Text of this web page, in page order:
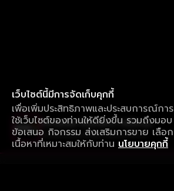
เว็บไซต์นี้มีการจัดเก็บคุกกี้
เพื่อเพิ่มประสิทธิภาพและประสบการณ์การ
ใช้เว็บไซต์ของท่านให้ดียิ่งขึ้น รวมถึงมอบ
ข้อเสนอ กิจกรรม ส่งเสริมการขาย เลือก
เนื้อหาที่เหมาะสมให้กับท่าน นโยบายคุกกี้
ใช้งานแอป ลื่นไหลกว่า ไม่มีสะดุด
ดาวน์โหลดแอปเพื่อการรับชมที่ดีกว่า